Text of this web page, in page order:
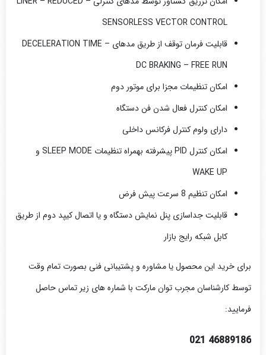
SENSORLESS VECTOR CONTROL
قابلیت فرمان توقف از طریق مدهای DECELERATION TIME –
DC BRAKING – FREE RUN
امکان تنظیمات مجزا برای موتور دوم
امکان کنترل فعال شدن فن دستگاه
دارای ولوم کنترل فرکانس داخلی
امکان کنترل PID پیشرفته بهمراه تنظیمات SLEEP MODE و
WAKE UP
امکان تنظیم 8 سرعت پیش فرض
قابلیت جداسازی پنل نمایش دستگاه و یا اتصال کیپد دوم از طریق
کابل شبکه رایج بازار
برای خرید این محصول یا مشاوره و پشتیبانی فنی بصورت تمام وقت
توسط کارشناسان مجرب توان مارکت با شماره های زیر تماس حاصل
فرمایید:
46889186 021​